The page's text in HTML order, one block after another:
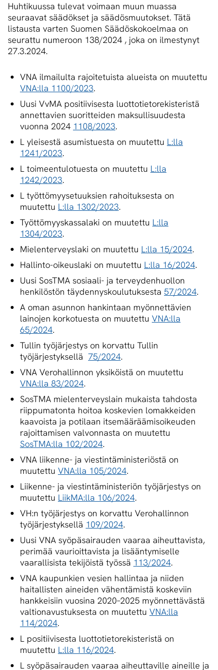
Huhtikuussa tulevat voimaan muun muassa
seuraavat säädökset ja säädösmuutokset. Tätä
listausta varten Suomen Säädöskokoelmaa on
seurattu numeroon 138/2024 , joka on ilmestynyt
27.3.2024.
VNA ilmailulta rajoitetuista alueista on muutettu
VNA:lla 1100/2023.
Uusi VvMA positiivisesta luottotietorekisteristä
annettavien suoritteiden maksullisuudesta
vuonna 2024 1108/2023.
L yleisestä asumistuesta on muutettu L:lla
1241/2023.
L toimeentulotuesta on muutettu L:lla
1242/2023.
L työttömyysetuuksien rahoituksesta on
muutettu L:lla 1302/2023.
Työttömyyskassalaki on muutettu L:lla
1304/2023.
Mielenterveyslaki on muutettu L:lla 15/2024.
Hallinto-oikeuslaki on muutettu L:lla 16/2024.
Uusi SosTMA sosiaali- ja terveydenhuollon
henkilöstön täydennyskoulutuksesta 57/2024.
A oman asunnon hankintaan myönnettävien
lainojen korkotuesta on muutettu VNA:lla
65/2024.
Tullin työjärjestys on korvattu Tullin
työjärjestyksellä 75/2024.
VNA Verohallinnon yksiköistä on muutettu
VNA:lla 83/2024.
SosTMA mielenterveyslain mukaista tahdosta
riippumatonta hoitoa koskevien lomakkeiden
kaavoista ja potilaan itsemääräämisoikeuden
rajoittamisen valvonnasta on muutettu
SosTMA:lla 102/2024.
VNA liikenne- ja viestintäministeriöstä on
muutettu VNA:lla 105/2024.
Liikenne- ja viestintäministeriön työjärjestys on
muutettu LiikMA:lla 106/2024.
VH:n työjärjestys on korvattu Verohallinnon
työjärjestyksellä 109/2024.
Uusi VNA syöpäsairauden vaaraa aiheuttavista,
perimää vaurioittavista ja lisääntymiselle
vaarallisista tekijöistä työssä 113/2024.
VNA kaupunkien vesien hallintaa ja niiden
haitallisten aineiden vähentämistä koskeviin
hankkeisiin vuosina 2020–2025 myönnettävästä
valtionavustuksesta on muutettu VNA:lla
114/2024.
L positiivisesta luottotietorekisteristä on
muutettu L:lla 116/2024.
L syöpäsairauden vaaraa aiheuttaville aineille ja